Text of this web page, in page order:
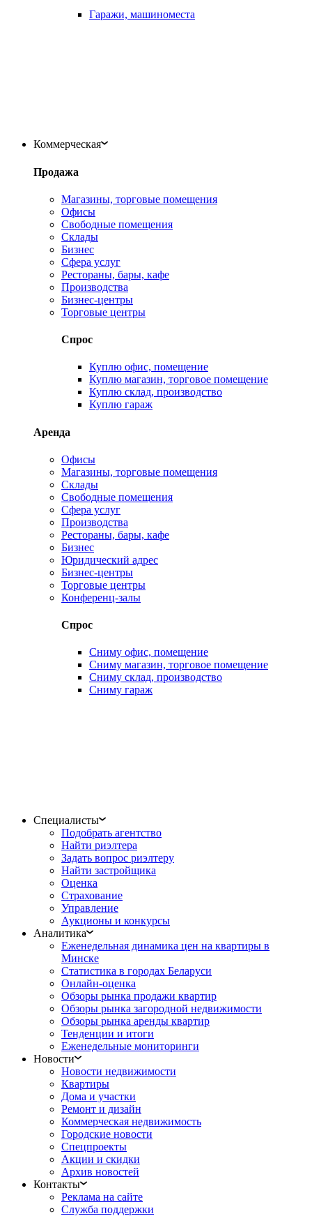
Гаражи, машиноместа
Коммерческая
Продажа
Магазины, торговые помещения
Офисы
Свободные помещения
Склады
Бизнес
Сфера услуг
Рестораны, бары, кафе
Производства
Бизнес-центры
Торговые центры
Спрос
Куплю офис, помещение
Куплю магазин, торговое помещение
Куплю склад, производство
Куплю гараж
Аренда
Офисы
Магазины, торговые помещения
Склады
Свободные помещения
Сфера услуг
Производства
Рестораны, бары, кафе
Бизнес
Юридический адрес
Бизнес-центры
Торговые центры
Конференц-залы
Спрос
Сниму офис, помещение
Сниму магазин, торговое помещение
Сниму склад, производство
Сниму гараж
Специалисты
Подобрать агентство
Найти риэлтера
Задать вопрос риэлтеру
Найти застройщика
Оценка
Страхование
Управление
Аукционы и конкурсы
Аналитика
Еженедельная динамика цен на квартиры в
Минске
Статистика в городах Беларуси
Онлайн-оценка
Обзоры рынка продажи квартир
Обзоры рынка загородной недвижимости
Обзоры рынка аренды квартир
Тенденции и итоги
Еженедельные мониторинги
Новости
Новости недвижимости
Квартиры
Дома и участки
Ремонт и дизайн
Коммерческая недвижимость
Городские новости
Спецпроекты
Акции и скидки
Архив новостей
Контакты
Реклама на сайте
Служба поддержки